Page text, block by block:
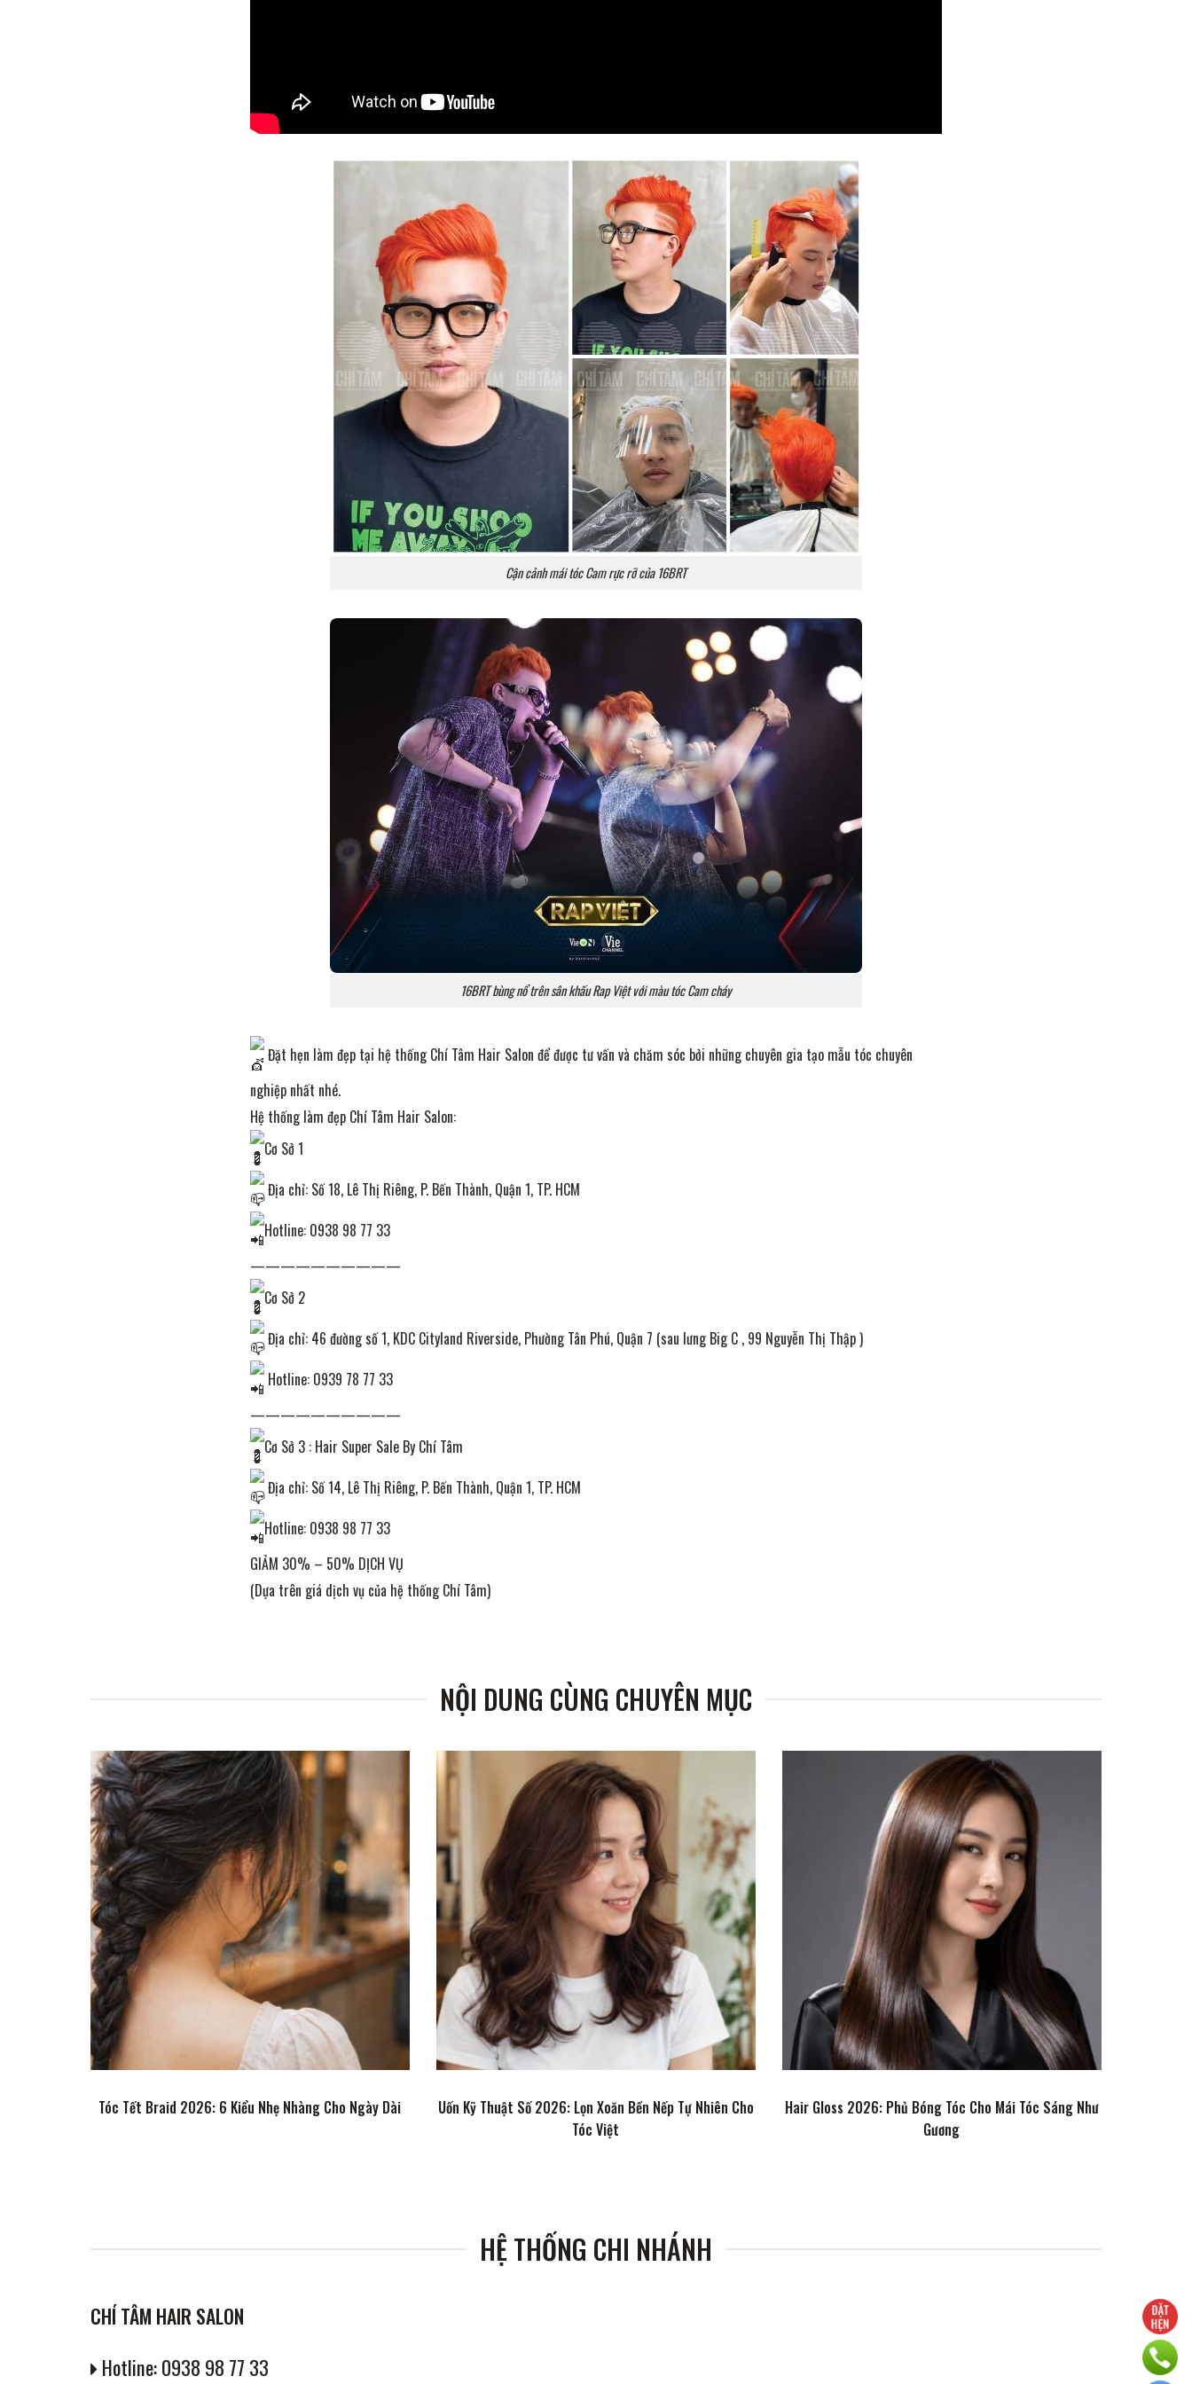
Cận cảnh mái tóc Cam rực rỡ của 16BRT
16BRT bùng nổ trên sân khấu Rap Việt với màu tóc Cam cháy
Đặt hẹn làm đẹp tại hệ thống Chí Tâm Hair Salon để được tư vấn và chăm sóc bởi những chuyên gia tạo mẫu tóc chuyên
nghiệp nhất nhé.
Hệ thống làm đẹp Chí Tâm Hair Salon:
Cơ Sở 1
Địa chỉ: Số 18, Lê Thị Riêng, P. Bến Thành, Quận 1, TP. HCM
Hotline: 0938 98 77 33
——————————
Cơ Sở 2
Địa chỉ: 46 đường số 1, KDC Cityland Riverside, Phường Tân Phú, Quận 7 (sau lưng Big C , 99 Nguyễn Thị Thập )
Hotline: 0939 78 77 33
——————————
Cơ Sở 3 : Hair Super Sale By Chí Tâm
Địa chỉ: Số 14, Lê Thị Riêng, P. Bến Thành, Quận 1, TP. HCM
Hotline: 0938 98 77 33
GIẢM 30% – 50% DỊCH VỤ
(Dựa trên giá dịch vụ của hệ thống Chí Tâm)
NỘI DUNG CÙNG CHUYÊN MỤC
Tóc Tết Braid 2026: 6 Kiểu Nhẹ Nhàng Cho Ngày Dài
Uốn Kỹ Thuật Số 2026: Lọn Xoăn Bền Nếp Tự Nhiên Cho
Tóc Việt
Hair Gloss 2026: Phủ Bóng Tóc Cho Mái Tóc Sáng Như
Gương
HỆ THỐNG CHI NHÁNH
CHÍ TÂM HAIR SALON
Hotline: 0938 98 77 33